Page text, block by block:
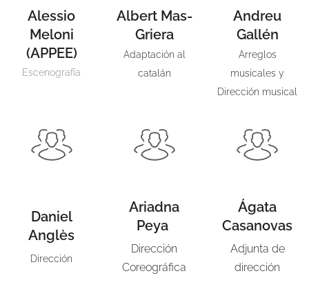
Alessio
Meloni
(APPEE)
Escenografía
Albert Mas-
Griera
Adaptación al
catalán
Andreu
Gallén
Arreglos
musicales y
Dirección musical
Daniel
Anglès
Dirección
Ariadna
Peya
Dirección
Coreográfica
Ágata
Casanovas
Adjunta de
dirección